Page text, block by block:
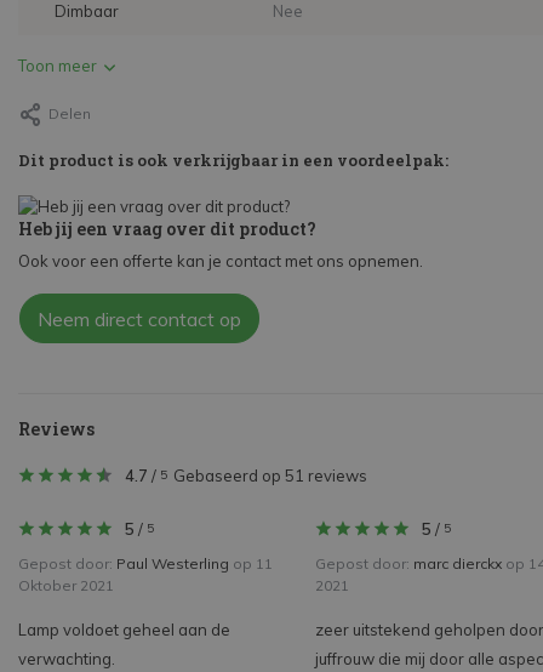
Dimbaar Nee
Toon meer
Delen
Dit product is ook verkrijgbaar in een voordeelpak:
Heb jij een vraag over dit product?
Ook voor een offerte kan je contact met ons opnemen.
Neem direct contact op
Reviews
4.7 / 5 Gebaseerd op 51 reviews
5 / 5
Gepost door: Paul Westerling op 11
Oktober 2021
Lamp voldoet geheel aan de
verwachting.
5 / 5
Gepost door: marc dierckx op
2021
zeer uitstekend geholpen
juffrouw die mij door alle